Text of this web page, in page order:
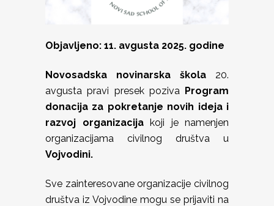
Objavljeno: 11. avgusta 2025. godine
Novosadska novinarska škola 20.
avgusta pravi presek poziva Program
donacija za pokretanje novih ideja i
razvoj organizacija koji je namenjen
organizacijama civilnog društva u
Vojvodini.
Sve zainteresovane organizacije civilnog
društva iz Vojvodine mogu se prijaviti na